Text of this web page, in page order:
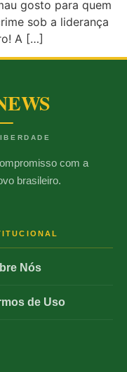
gosto para quem
sob a liderança
A […]
com a
brasileiro.
Nós
de Uso